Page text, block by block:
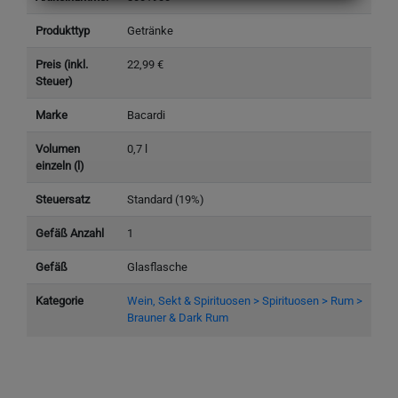
Produkttyp Getränke
Preis (inkl.
Steuer)
22,99 €
Marke Bacardi
Volumen
einzeln (l)
0,7 l
Steuersatz Standard (19%)
Gefäß Anzahl 1
Gefäß Glasflasche
Kategorie
Wein, Sekt & Spirituosen > Spirituosen > Rum >
Brauner & Dark Rum